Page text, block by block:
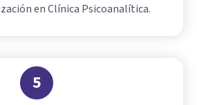
en Clínica Psicoanalítica.
5